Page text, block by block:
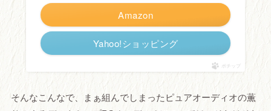
Amazon
Yahoo!ショッピング
ポチップ
そんなこんなで、まぁ組んでしまったピュアオーディオの薫